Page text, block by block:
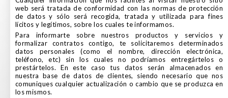
web será tratada de conformidad con las normas de protección
de datos y sólo será recogida, tratada y utilizada para fines
lícitos y legítimos, sobre los cuales te informamos.
Para informarte sobre nuestros productos y servicios y
formalizar contratos contigo, te solicitaremos determinados
datos personales (como el nombre, dirección electrónica,
teléfono, etc) sin los cuales no podríamos entregártelos o
prestártelos. En este caso tus datos serán almacenados en
nuestra base de datos de clientes, siendo necesario que nos
comuniques cualquier actualización o cambio que se produzca en
los mismos.